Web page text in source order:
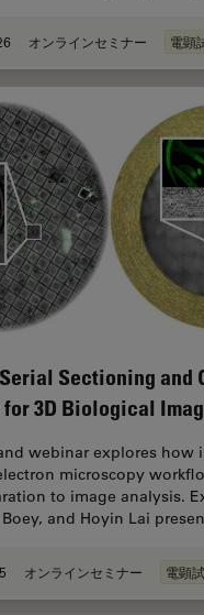
オンラインセミナー 電顕
Sectioning and
3D Biological
webinar explores how
microscopy
to image analysis.
and Hoyin Lai
オンラインセミナー 電顕